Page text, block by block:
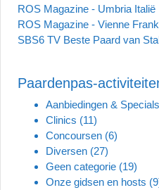
ROS Magazine - Umbria Italië
ROS Magazine - Vienne
SBS6 TV Beste Paard van
Paardenpas-
Aanbiedingen & Specials
Clinics (11)
Concoursen (6)
Diversen (27)
Geen categorie (19)
Onze gidsen en hosts